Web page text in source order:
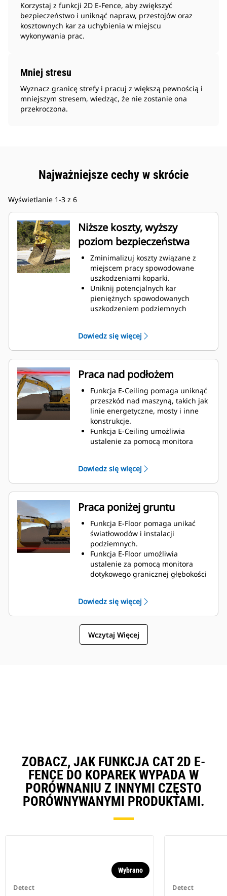
Korzystaj z funkcji 2D E-Fence, aby zwiększyć
bezpieczeństwo i uniknąć napraw, przestojów oraz
kosztownych kar za uchybienia w miejscu
wykonywania prac.
Mniej stresu
Wyznacz granicę strefy i pracuj z większą pewnością i
mniejszym stresem, wiedząc, że nie zostanie ona
przekroczona.
Najważniejsze cechy w skrócie
Wyświetlanie 1-3 z 6
Niższe koszty, wyższy
poziom bezpieczeństwa
Zminimalizuj koszty związane z
miejscem pracy spowodowane
uszkodzeniami koparki.
Uniknij potencjalnych kar
pieniężnych spowodowanych
uszkodzeniem podziemnych
mniejszej liczbie pracowników na
obszarze roboczym
sprawdzających nachylenie w
wykopie lub wokół koparki.
Łatwa konfiguracja i prosta
obsługa zmniejszają zmęczenie
operatora spowodowane
nadmiernym obrotem lub zbyt
głębokim kopaniem.
Dowiedz się więcej
Praca nad podłożem
Funkcja E-Ceiling pomaga uniknąć
przeszkód nad maszyną, takich jak
linie energetyczne, mosty i inne
konstrukcje.
Funkcja E-Ceiling umożliwia
ustalenie za pomocą monitora
ramienia był zatrzymywany, zanim
ta granica zostanie przekroczona.
Dowiedz się więcej
Praca poniżej gruntu
Funkcja E-Floor pomaga unikać
światłowodów i instalacji
podziemnych.
Funkcja E-Floor umożliwia
ustalenie za pomocą monitora
dotykowego granicznej głębokości
ta granica zostanie przekroczona.
Dowiedz się więcej
Wczytaj Więcej
ZOBACZ, JAK FUNKCJA CAT 2D E-
FENCE DO KOPAREK WYPADA W
PORÓWNANIU Z INNYMI CZĘSTO
PORÓWNYWANYMI PRODUKTAMI.
Detect
Wybrano
Detect